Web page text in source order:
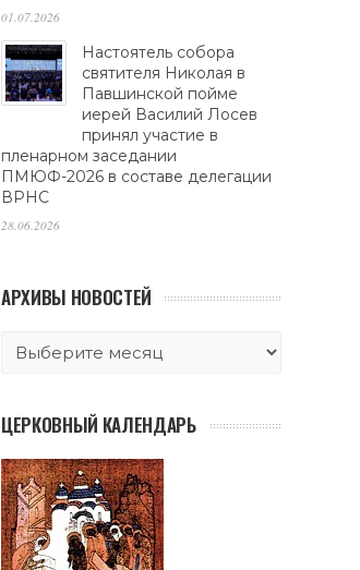
01.07.2026
Настоятель собора
святителя Николая в
Павшинской пойме
иерей Василий Лосев
принял участие в
пленарном заседании
ПМЮФ-2026 в составе делегации
ВРНС
28.06.2026
АРХИВЫ НОВОСТЕЙ
ЦЕРКОВНЫЙ КАЛЕНДАРЬ